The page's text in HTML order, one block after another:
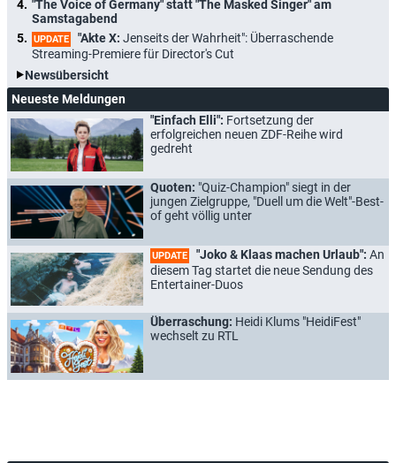
"The Voice of Germany" statt "The Masked Singer" am
Samstagabend
UPDATE "Akte X: Jenseits der Wahrheit": Überraschende
Streaming-Premiere für Director's Cut
Newsübersicht
Neueste Meldungen
"Einfach Elli": Fortsetzung der
erfolgreichen neuen ZDF-Reihe wird
gedreht
Quoten: "Quiz-Champion" siegt in der
jungen Zielgruppe, "Duell um die Welt"-Best-
of geht völlig unter
UPDATE "Joko & Klaas machen Urlaub": An
diesem Tag startet die neue Sendung des
Entertainer-Duos
Überraschung: Heidi Klums "HeidiFest"
wechselt zu RTL